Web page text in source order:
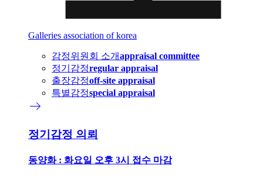
Galleries association of korea
감정위원회 소개appraisal committee
정기감정regular appraisal
출장감정off-site appraisal
특별감정special appraisal
east
정기감정 의뢰
동양화 : 화요일 오후 3시 접수 마감